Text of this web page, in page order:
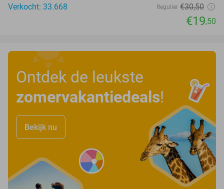
Verkocht: 33.668
Regulier €30,50
€19,50
Ontdek de leukste
zomervakantiedeals!
Bekijk nu